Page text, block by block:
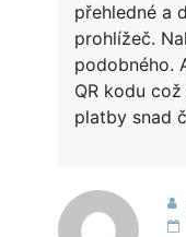
přehledné a
prohlížeč.
podobného.
QR kodu
platby snad